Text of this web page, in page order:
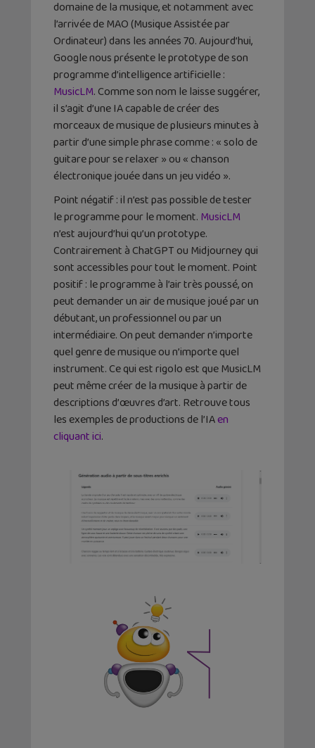
domaine de la musique, et notamment avec
l’arrivée de MAO (Musique Assistée par
Ordinateur) dans les années 70. Aujourd’hui,
Google nous présente le prototype de son
programme d’intelligence artificielle :
MusicLM. Comme son nom le laisse suggérer,
il s’agit d’une IA capable de créer des
morceaux de musique de plusieurs minutes à
partir d’une simple phrase comme : « solo de
guitare pour se relaxer » ou « chanson
électronique jouée dans un jeu vidéo ».
Point négatif : il n’est pas possible de tester
le programme pour le moment. MusicLM
n’est aujourd’hui qu’un prototype.
Contrairement à ChatGPT ou Midjourney qui
sont accessibles pour tout le moment. Point
positif : le programme à l’air très poussé, on
peut demander un air de musique joué par un
débutant, un professionnel ou par un
intermédiaire. On peut demander n’importe
quel genre de musique ou n’importe quel
instrument. Ce qui est rigolo est que MusicLM
peut même créer de la musique à partir de
descriptions d’œuvres d’art. Retrouve tous
les exemples de productions de l’IAen
cliquant ici.